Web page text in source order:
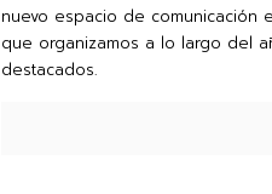
nuevo espacio de
que organizamos a lo largo del
destacados.